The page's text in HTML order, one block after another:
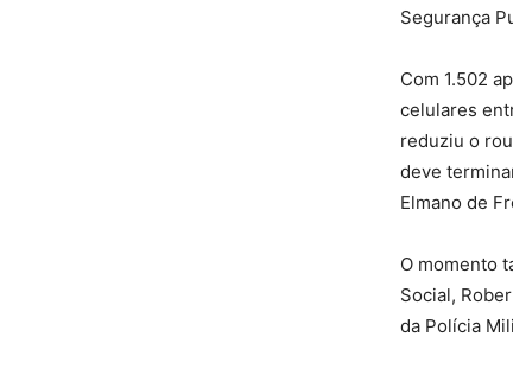
Segurança
Com 1.502
celulares
reduziu o
deve
Elmano de
O momento
Social,
da Polícia